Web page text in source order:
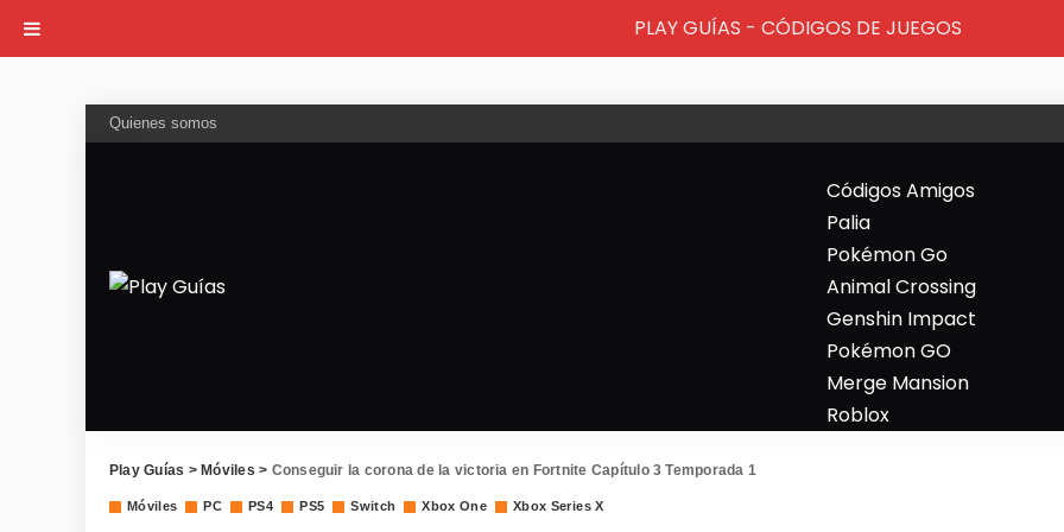
Quienes somos
Códigos Amigos
Palia
Pokémon Go
Animal Crossing
Genshin Impact
Pokémon GO
Merge Mansion
Roblox
Play Guías > Móviles > Conseguir la corona de la victoria en Fortnite Capítulo 3 Temporada 1
Móviles PC PS4 PS5 Switch Xbox One Xbox Series X
PLAY GUÍAS - CÓDIGOS DE JUEGOS